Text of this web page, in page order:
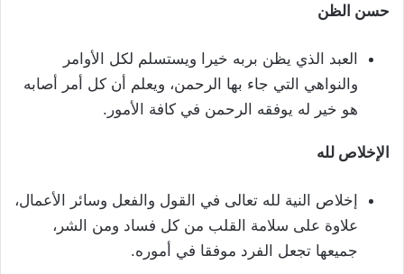
حسن الظن
العبد الذي يظن بربه خيرا ويستسلم لكل الأوامر
والنواهي التي جاء بها الرحمن، ويعلم أن كل أمر أصابه
هو خير له يوفقه الرحمن في كافة الأمور.
الإخلاص لله
إخلاص النية لله تعالى في القول والفعل وسائر الأعمال،
علاوة على سلامة القلب من كل فساد ومن الشر،
جميعها تجعل الفرد موفقا في أموره.